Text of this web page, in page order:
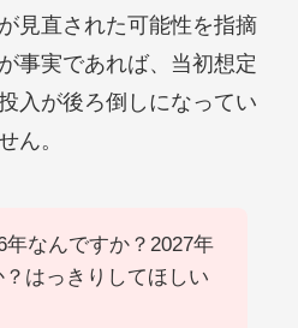
見直された可能性を指摘
事実であれば、当初想定
入が後ろ倒しになってい
ん。
年なんですか？2027年
はっきりしてほしい